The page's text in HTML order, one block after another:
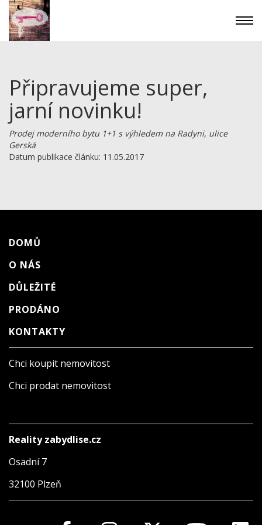
Připravujeme super,
jarní novinku!
Prodej moderního bytu 1+1 s výhledem na Radyni, ulice
Gerská
Datum publikace článku: 11.05.2017
DOMŮ
O NÁS
DŮLEŽITÉ
PRODÁNO
KONTAKTY
Chci koupit nemovitost
Chci prodat nemovitost
Reality zabydlise.cz
Osadní 7
32100 Plzeň